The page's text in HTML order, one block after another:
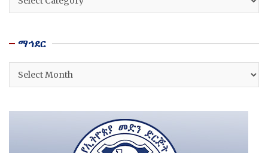
ማኅደር
ማኅደር